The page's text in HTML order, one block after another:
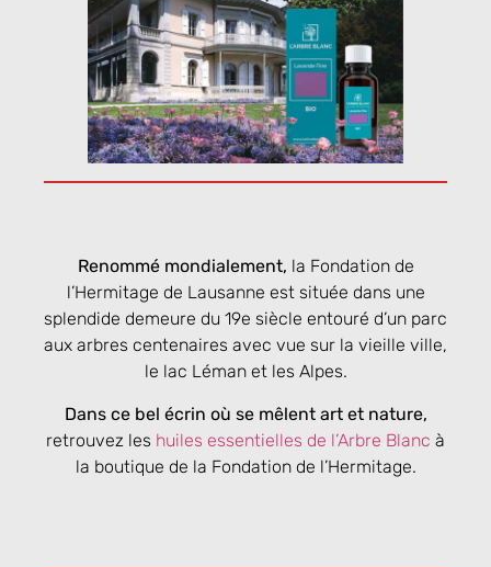
Renommé mondialement, la Fondation de
l’Hermitage de Lausanne est située dans une
splendide demeure du 19e siècle entouré d’un parc
aux arbres centenaires avec vue sur la vieille ville,
le lac Léman et les Alpes.
Dans ce bel écrin où se mêlent art et nature,
retrouvez les huiles essentielles de l’Arbre Blanc à
la boutique de la Fondation de l’Hermitage.